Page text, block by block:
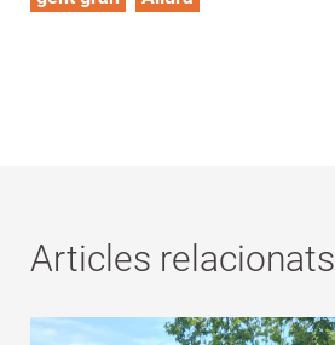
Articles relacionats